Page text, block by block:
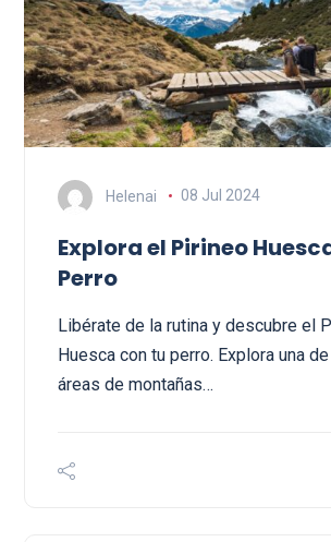
Helenai 08 Jul 2024
Explora el Pirineo
Perro
Libérate de la rutina y descubre el
Huesca con tu perro. Explora una
áreas de montañas…